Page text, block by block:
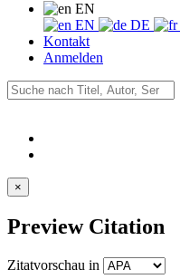
EN
EN
DE
Kontakt
Anmelden
×
Preview Citation
Zitatvorschau in